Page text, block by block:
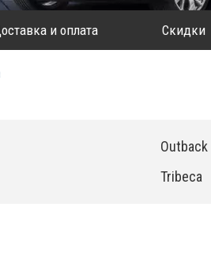
и оплата Скидки
Outback
Tribeca